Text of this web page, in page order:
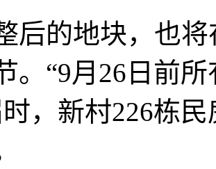
的地块，也将
。“9月26日前
，新村226栋